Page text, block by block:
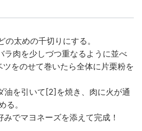
太めの千切りにする。
ラ肉を少しづつ重なるように並べ
をのせて巻いたら全体に片栗粉を
油を引いて[2]を焼き、肉に火が通
る。
でマヨネーズを添えて完成！